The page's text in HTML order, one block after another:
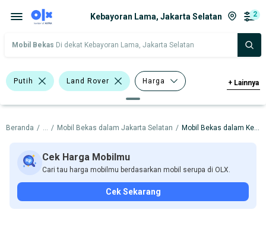
Kebayoran Lama, Jakarta Selatan 2
Mobil Bekas Di dekat Kebayoran Lama, Jakarta Selatan
Putih Land Rover Harga
Merek Dan Model Tahun
Tipe Bodi Tipe Membership
+ Lainnya
Beranda / ... / Mobil Bekas dalam Jakarta Selatan / Mobil Bekas dalam Kebayoran Lama
Cek Harga Mobilmu
Cari tau harga mobilmu berdasarkan mobil serupa di OLX.
Cek Sekarang